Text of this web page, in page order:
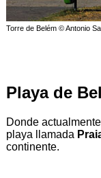
Torre de Belém © Antonio
Playa de
Donde
playa llamada
continente.